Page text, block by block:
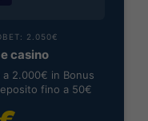
2.050€
casino
2.000€ in Bonus
fino a 50€